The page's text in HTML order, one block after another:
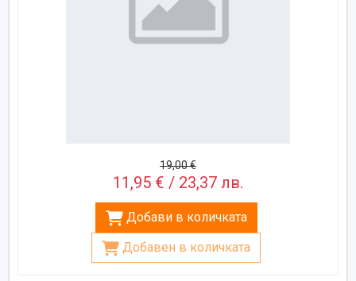
19,00 €
11,95 € / 23,37 лв.
Добави в количката
Добавен в количката